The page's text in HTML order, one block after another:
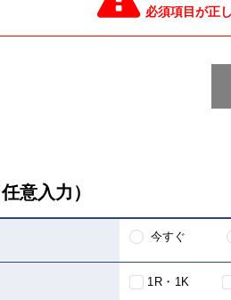
必須項目が正
意入力）
今すぐ
1R・1K